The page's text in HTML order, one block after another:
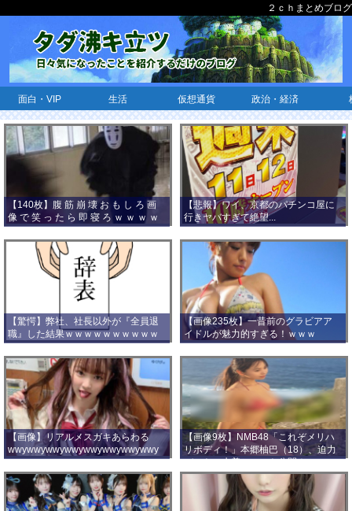
２ｃｈまとめブログ
面白・VIP 生活 仮想通貨 政治・経済
【140枚】腹 筋 崩 壊 お も し ろ 画
像 で 笑 っ た ら 即 寝 ろ ｗ ｗ ｗ ｗ
ｗ ｗ ｗ ｗ ｗ ｗ ｗ ｗ
【悲報】ワイ、京都のパチンコ屋に
行きヤバすぎて絶望...
【驚愕】弊社、社長以外が『全員退
職』した結果ｗｗｗｗｗｗｗｗｗｗ
ｗｗｗ
【画像235枚】一昔前のグラビアア
イドルが魅力的すぎる！ｗｗｗ
【画像】リアルメスガキあらわる
wwywwywwywwywwywwywwywwy
wwy
【画像9枚】NMB48「これぞメリハ
リボディ！」本郷柚巴（18）、迫力
バストの水着ショット公開！